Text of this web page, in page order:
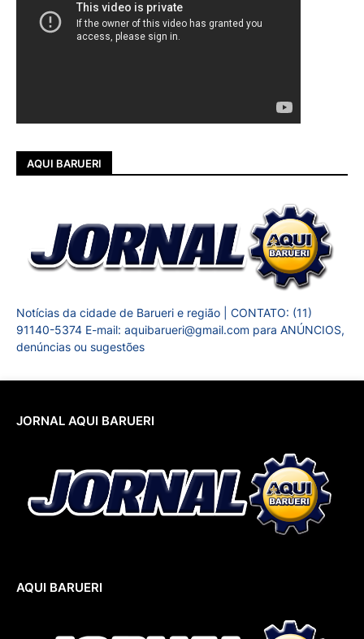
AQUI BARUERI
Notícias da cidade de Barueri e região | CONTATO: (11)
91140-5374 E-mail: aquibarueri@gmail.com para ANÚNCIOS,
denúncias ou sugestões
JORNAL AQUI BARUERI
AQUI BARUERI